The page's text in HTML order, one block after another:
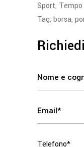
Sport, Tempo
Tag: borsa,